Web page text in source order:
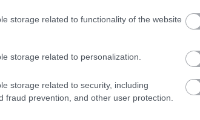
storage related to functionality of the website
storage related to personalization.
storage related to security, including
fraud prevention, and other user protection.